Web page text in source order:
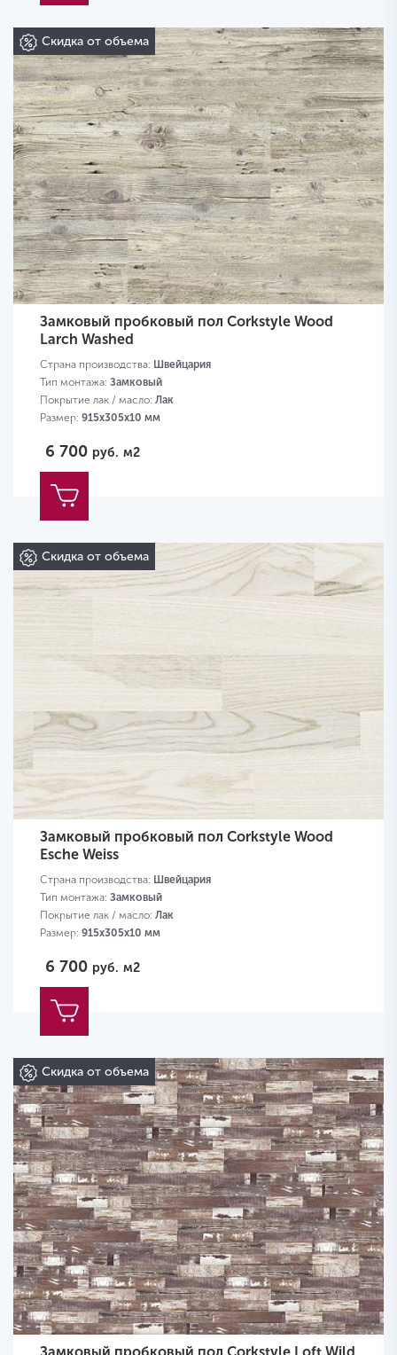
Скидка от объема
Замковый пробковый пол Corkstyle Wood
Larch Washed
Страна производства: Швейцария
Тип монтажа: Замковый
Покрытие лак / масло: Лак
Размер: 915х305х10 мм
6 700 руб. м2
Скидка от объема
Замковый пробковый пол Corkstyle Wood
Esche Weiss
Страна производства: Швейцария
Тип монтажа: Замковый
Покрытие лак / масло: Лак
Размер: 915х305х10 мм
6 700 руб. м2
Скидка от объема